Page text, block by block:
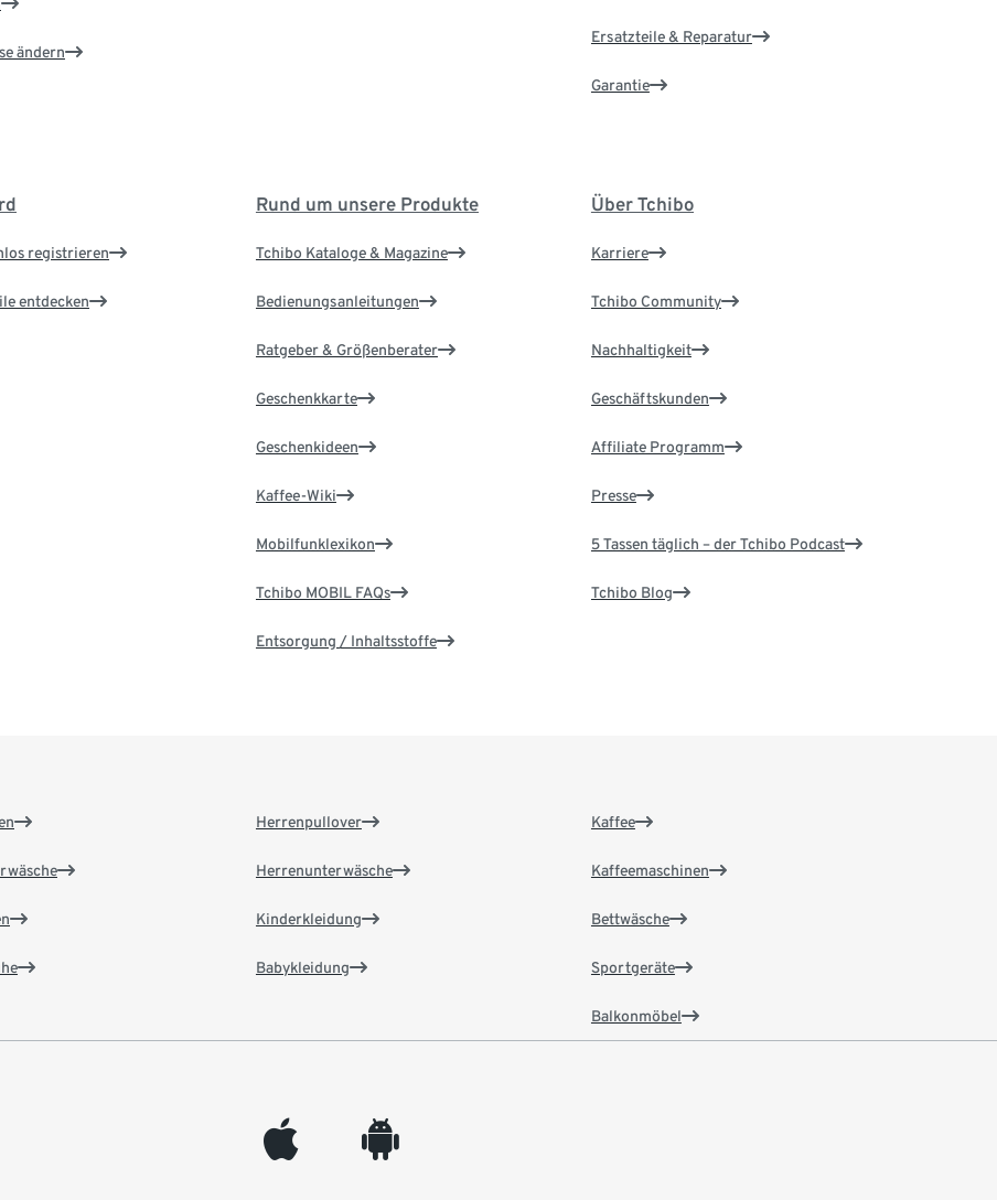
ändern
Ersatzteile & Reparatur
Garantie
registrieren
entdecken
Rund um unsere Produkte
Tchibo Kataloge & Magazine
Bedienungsanleitungen
Ratgeber & Größenberater
Geschenkkarte
Geschenkideen
Kaffee-Wiki
Mobilfunklexikon
Tchibo MOBIL FAQs
Entsorgung / Inhaltsstoffe
Über Tchibo
Karriere
Tchibo Community
Nachhaltigkeit
Geschäftskunden
Affiliate Programm
Presse
5 Tassen täglich – der Tchibo Podcast
Tchibo Blog
Herrenpullover
Herrenunterwäsche
Kinderkleidung
Babykleidung
Kaffee
Kaffeemaschinen
Bettwäsche
Sportgeräte
Balkonmöbel
appleinc android